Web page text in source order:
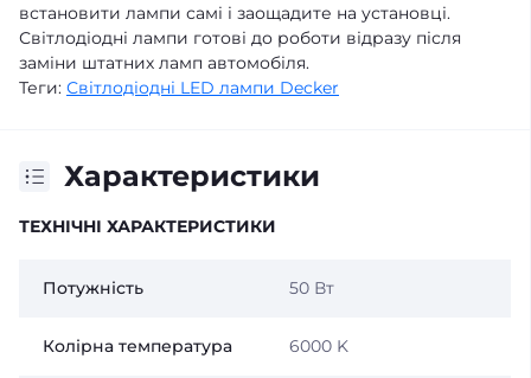
встановити лампи самі і заощадите на установці.
Світлодіодні лампи готові до роботи відразу після
заміни штатних ламп автомобіля.
Теги: Світлодіодні LED лампи Decker
Характеристики
ТЕХНІЧНІ ХАРАКТЕРИСТИКИ
Потужність 50 Вт
Колірна температура 6000 K